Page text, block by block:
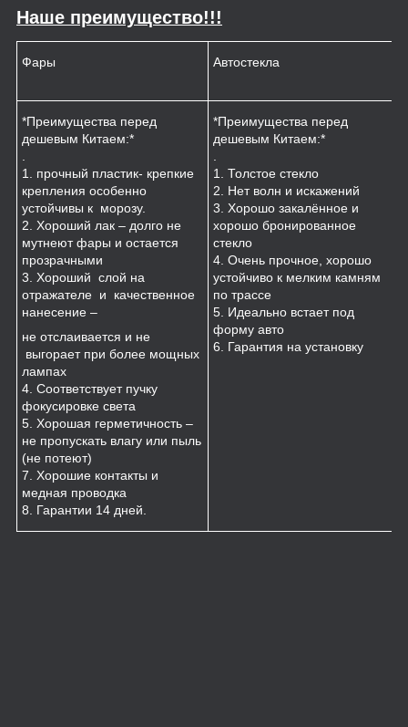
Наше преимущество!!!
Фары Автостекла
*Преимущества перед
дешевым Китаем:*
.
1. прочный пластик- крепкие
крепления особенно
устойчивы к морозу.
2. Хороший лак – долго не
мутнеют фары и остается
прозрачными
3. Хороший слой на
отражателе и качественное
нанесение –
не отслаивается и не
выгорает при более мощных
лампах
4. Соответствует пучку
фокусировке света
5. Хорошая герметичность –
не пропускать влагу или пыль
(не потеют)
7. Хорошие контакты и
медная проводка
8. Гарантии 14 дней.
*Преимущества перед
дешевым Китаем:*
.
1. Толстое стекло
2. Нет волн и искажений
3. Хорошо закалённое и
хорошо бронированное
стекло
4. Очень прочное, хорошо
устойчиво к мелким камням
по трассе
5. Идеально встает под
форму авто
6. Гарантия на установку